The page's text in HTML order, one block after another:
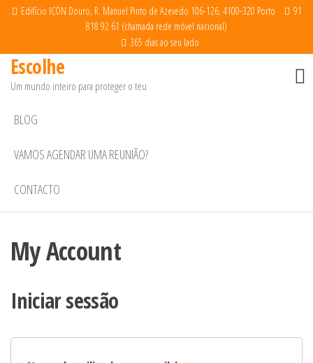
Saltar
conteúdo
Edifício ICON Douro, R. Manuel Pinto de Azevedo 106-126, 4100-320 Porto
91
818 92 61 (chamada rede móvel nacional)
365 dias ao seu lado
Escolhe
Um mundo inteiro para proteger o teu
BLOG
VAMOS AGENDAR UMA REUNIÃO?
CONTACTO
My Account
Iniciar sessão